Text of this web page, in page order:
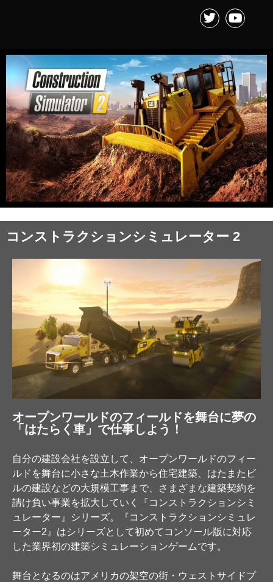
コンストラクションシミュレーター 2
オープンワールドのフィールドを舞台に夢の
「はたらく車」で仕事しよう！
自分の建設会社を設立して、オープンワールドのフィー
ルドを舞台に小さな土木作業から住宅建築、はたまたビ
ルの建設などの大規模工事まで、さまざまな建築契約を
請け負い事業を拡大していく『コンストラクションシミ
ュレーター』シリーズ。『コンストラクションシミュレ
ーター2』はシリーズとして初めてコンソール版に対応
した業界初の建築シミュレーションゲームです。
舞台となるのはアメリカの架空の街・ウェストサイドプ